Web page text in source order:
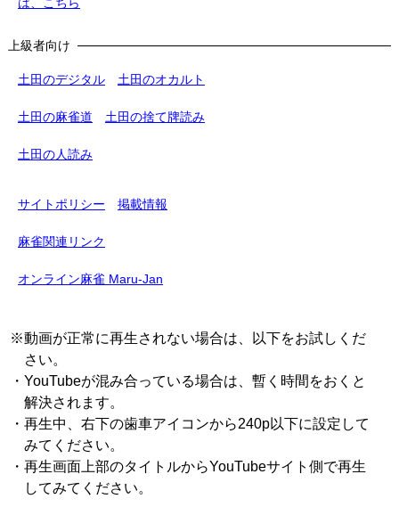
上級者向け
土田のデジタル 土田のオカルト
土田の麻雀道 土田の捨て牌読み
土田の人読み
サイトポリシー 掲載情報
麻雀関連リンク
オンライン麻雀 Maru-Jan
※動画が正常に再生されない場合は、以下をお試しくだ
さい。
・YouTubeが混み合っている場合は、暫く時間をおくと
解決されます。
・再生中、右下の歯車アイコンから240p以下に設定して
みてください。
・再生画面上部のタイトルからYouTubeサイト側で再生
してみてください。